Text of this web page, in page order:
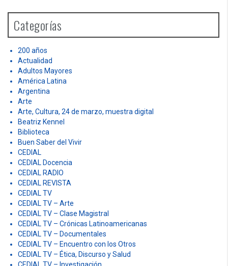
o
s
t
s
n
a
v
i
g
a
t
i
o
n
e
a
r
c
h
o
r
Categorías
200 años
Actualidad
Adultos Mayores
América Latina
Argentina
Arte
Arte, Cultura, 24 de marzo, muestra digital
Beatriz Kennel
Biblioteca
Buen Saber del Vivir
CEDIAL
CEDIAL Docencia
CEDIAL RADIO
CEDIAL REVISTA